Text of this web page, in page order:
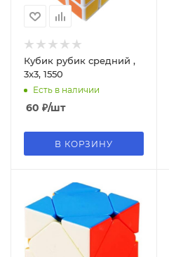
Кубик рубик средний ,
3х3, 1550
Есть в наличии
60 ₽/шт
В КОРЗИНУ